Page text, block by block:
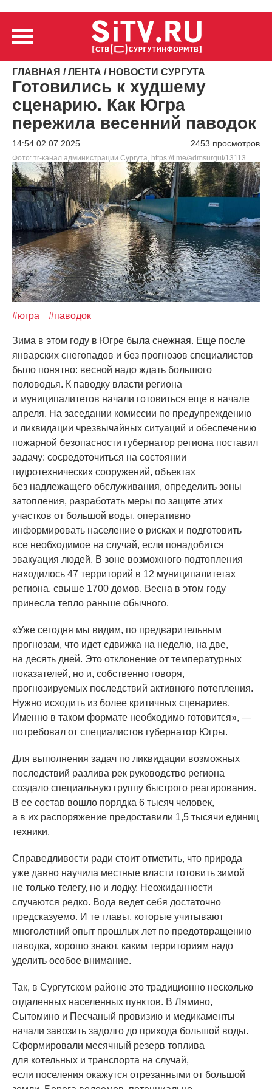
ГЛАВНАЯ /ЛЕНТА / НОВОСТИ СУРГУТА
Готовились к худшему
сценарию. Как Югра
пережила весенний паводок
14:54 02.07.2025 2453 просмотров
Фото: тг-канал администрации Сургута, https://t.me/admsurgut/13113
#югра #паводок
Зима в этом году в Югре была снежная. Еще после
январских снегопадов и без прогнозов специалистов
было понятно: весной надо ждать большого
половодья. К паводку власти региона
и муниципалитетов начали готовиться еще в начале
апреля. На заседании комиссии по предупреждению
и ликвидации чрезвычайных ситуаций и обеспечению
пожарной безопасности губернатор региона поставил
задачу: сосредоточиться на состоянии
гидротехнических сооружений, объектах
без надлежащего обслуживания, определить зоны
затопления, разработать меры по защите этих
участков от большой воды, оперативно
информировать население о рисках и подготовить
все необходимое на случай, если понадобится
эвакуация людей. В зоне возможного подтопления
находилось 47 территорий в 12 муниципалитетах
региона, свыше 1700 домов. Весна в этом году
принесла тепло раньше обычного.
«Уже сегодня мы видим, по предварительным
прогнозам, что идет сдвижка на неделю, на две,
на десять дней. Это отклонение от температурных
показателей, но и, собственно говоря,
прогнозируемых последствий активного потепления.
Нужно исходить из более критичных сценариев.
Именно в таком формате необходимо готовится», —
потребовал от специалистов губернатор Югры.
Для выполнения задач по ликвидации возможных
последствий разлива рек руководство региона
создало специальную группу быстрого реагирования.
В ее состав вошло порядка 6 тысяч человек,
а в их распоряжение предоставили 1,5 тысячи единиц
техники.
Справедливости ради стоит отметить, что природа
уже давно научила местные власти готовить зимой
не только телегу, но и лодку. Неожиданности
случаются редко. Вода ведет себя достаточно
предсказуемо. И те главы, которые учитывают
многолетний опыт прошлых лет по предотвращению
паводка, хорошо знают, каким территориям надо
уделить особое внимание.
Так, в Сургутском районе это традиционно несколько
отдаленных населенных пунктов. В Лямино,
Сытомино и Песчаный провизию и медикаменты
начали завозить задолго до прихода большой воды.
Сформировали месячный резерв топлива
для котельных и транспорта на случай,
если поселения окажутся отрезанными от большой